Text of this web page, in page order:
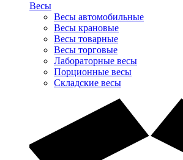
Весы
Весы автомобильные
Весы крановые
Весы товарные
Весы торговые
Лабораторные весы
Порционные весы
Складские весы